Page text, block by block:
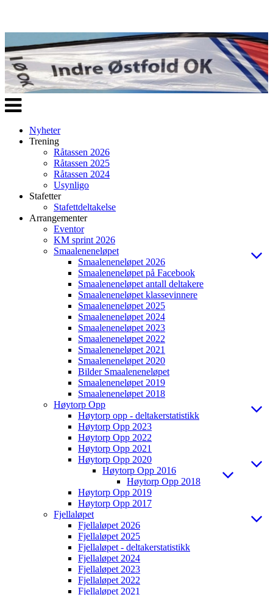
Veksle
navigasjon
Nyheter
Trening
Råtassen 2026
Råtassen 2025
Råtassen 2024
Usynligo
Stafetter
Stafettdeltakelse
Arrangementer
Eventor
KM sprint 2026
Smaaleneneløpet
Smaaleneneløpet 2026
Smaaleneneløpet på Facebook
Smaaleneneløpet antall deltakere
Smaaleneneløpet klassevinnere
Smaaleneneløpet 2025
Smaaleneneløpet 2024
Smaaleneneløpet 2023
Smaaleneneløpet 2022
Smaaleneneløpet 2021
Smaaleneneløpet 2020
Bilder Smaaleneneløpet
Smaaleneneløpet 2019
Smaaleneneløpet 2018
Høytorp Opp
Høytorp opp - deltakerstatistikk
Høytorp Opp 2023
Høytorp Opp 2022
Høytorp Opp 2021
Høytorp Opp 2020
Høytorp Opp 2016
Høytorp Opp 2018
Høytorp Opp 2019
Høytorp Opp 2017
Fjellaløpet
Fjellaløpet 2026
Fjellaløpet 2025
Fjellaløpet - deltakerstatistikk
Fjellaløpet 2024
Fjellaløpet 2023
Fjellaløpet 2022
Fjellaløpet 2021